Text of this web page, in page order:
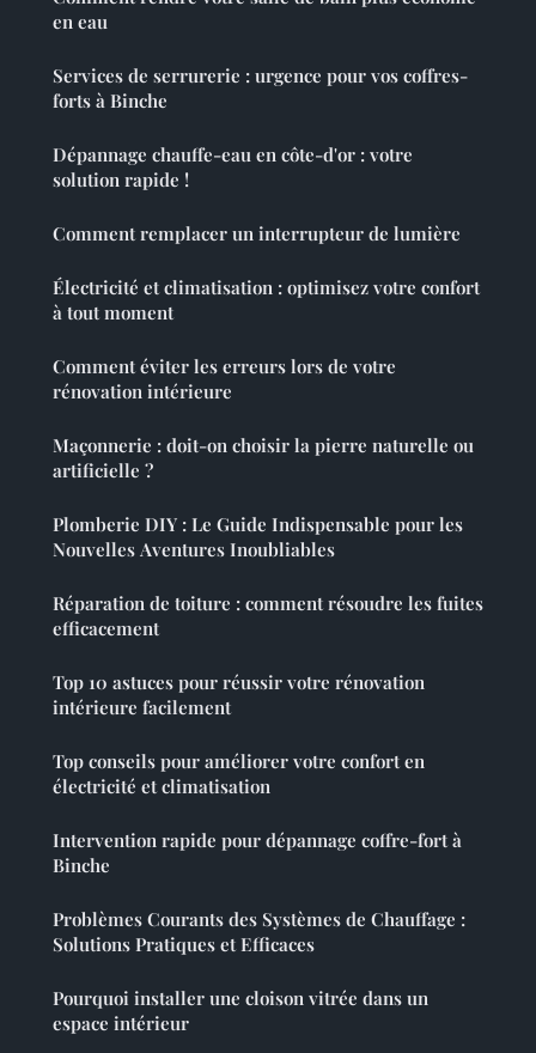
en eau
Services de serrurerie : urgence pour vos coffres-
forts à Binche
Dépannage chauffe-eau en côte-d'or : votre
solution rapide !
Comment remplacer un interrupteur de lumière
Électricité et climatisation : optimisez votre confort
à tout moment
Comment éviter les erreurs lors de votre
rénovation intérieure
Maçonnerie : doit-on choisir la pierre naturelle ou
artificielle ?
Plomberie DIY : Le Guide Indispensable pour les
Nouvelles Aventures Inoubliables
Réparation de toiture : comment résoudre les fuites
efficacement
Top 10 astuces pour réussir votre rénovation
intérieure facilement
Top conseils pour améliorer votre confort en
électricité et climatisation
Intervention rapide pour dépannage coffre-fort à
Binche
Problèmes Courants des Systèmes de Chauffage :
Solutions Pratiques et Efficaces
Pourquoi installer une cloison vitrée dans un
espace intérieur